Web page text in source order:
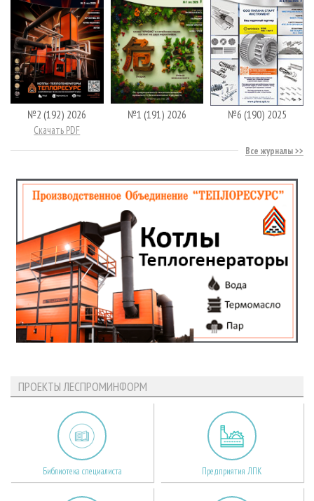
№2 (192) 2026
Скачать PDF
№1 (191) 2026 №6 (190) 2025
Все журналы
ПРОЕКТЫ ЛЕСПРОМИНФОРМ
Библиотека специалиста Предприятия ЛПК